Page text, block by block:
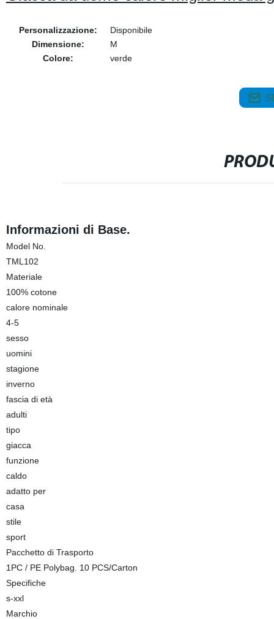
Personalizzazione:
Disponibile
Dimensione:
M
Colore:
verde
Informazioni di Base.
Model No.
TML102
Materiale
100% cotone
calore nominale
4-5
sesso
uomini
stagione
inverno
fascia di età
adulti
tipo
giacca
funzione
caldo
adatto per
casa
stile
sport
Pacchetto di Trasporto
1PC / PE Polybag. 10 PCS/Carton
Specifiche
s-xxl
Marchio